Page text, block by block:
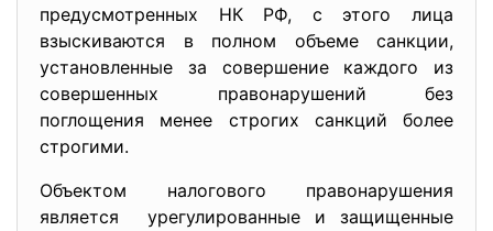
предусмотренных НК РФ, с этого лица
взыскиваются в полном объеме санкции,
установленные за совершение каждого из
совершенных правонарушений без
поглощения менее строгих санкций более
строгими.
Объектом налогового правонарушения
является урегулированные и защищенные